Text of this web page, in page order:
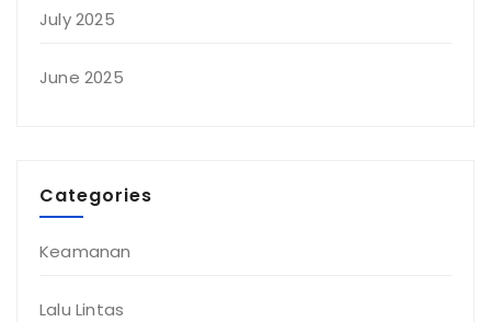
July 2025
June 2025
Categories
Keamanan
Lalu Lintas